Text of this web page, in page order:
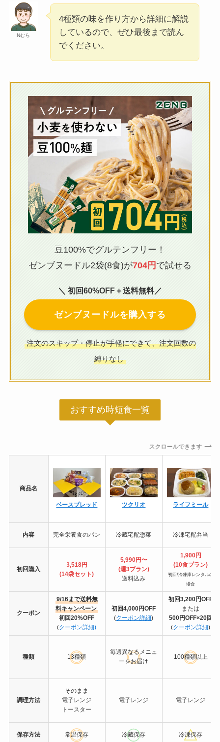
Nむら
4種類の味を作り方から詳細に解説
しているので、ぜひ最後まで読ん
でください。
豆100%でグルテンフリー！
ゼンブヌードル2袋(8食)が704円 で試せる
＼ 初回60%OFF＋送料無料／
ゼンブヌードルを購入する
注文のスキップ・停止が手軽にできて、注文回数の
縛りなし
おすすめ時短食一覧
スクロールできます
商品名
ベースブレッド ツクリオ ライフミール
内容 完全栄養食のパン 冷蔵宅配惣菜 冷凍宅配弁当
初回購入
3,518円
(14袋セット)
5,990円〜
(週3プラン)
送料込み
1,900円
(10食プラン)
初回/冷凍庫レンタルの
場合
クーポン
9/16まで送料無
料キャンペーン
初回20%OFF
(クーポン詳細)
初回4,000円OFF
(クーポン詳細)
初回3,200円OFF
または
500円OFF×20回
(クーポン詳細)
種類 13種類
毎週異なるメニュ
ーをお届け
100種類以上
調理方法
そのまま
電子レンジ
トースター
電子レンジ 電子レンジ
保存方法 常温保存 冷蔵保存 冷凍保存